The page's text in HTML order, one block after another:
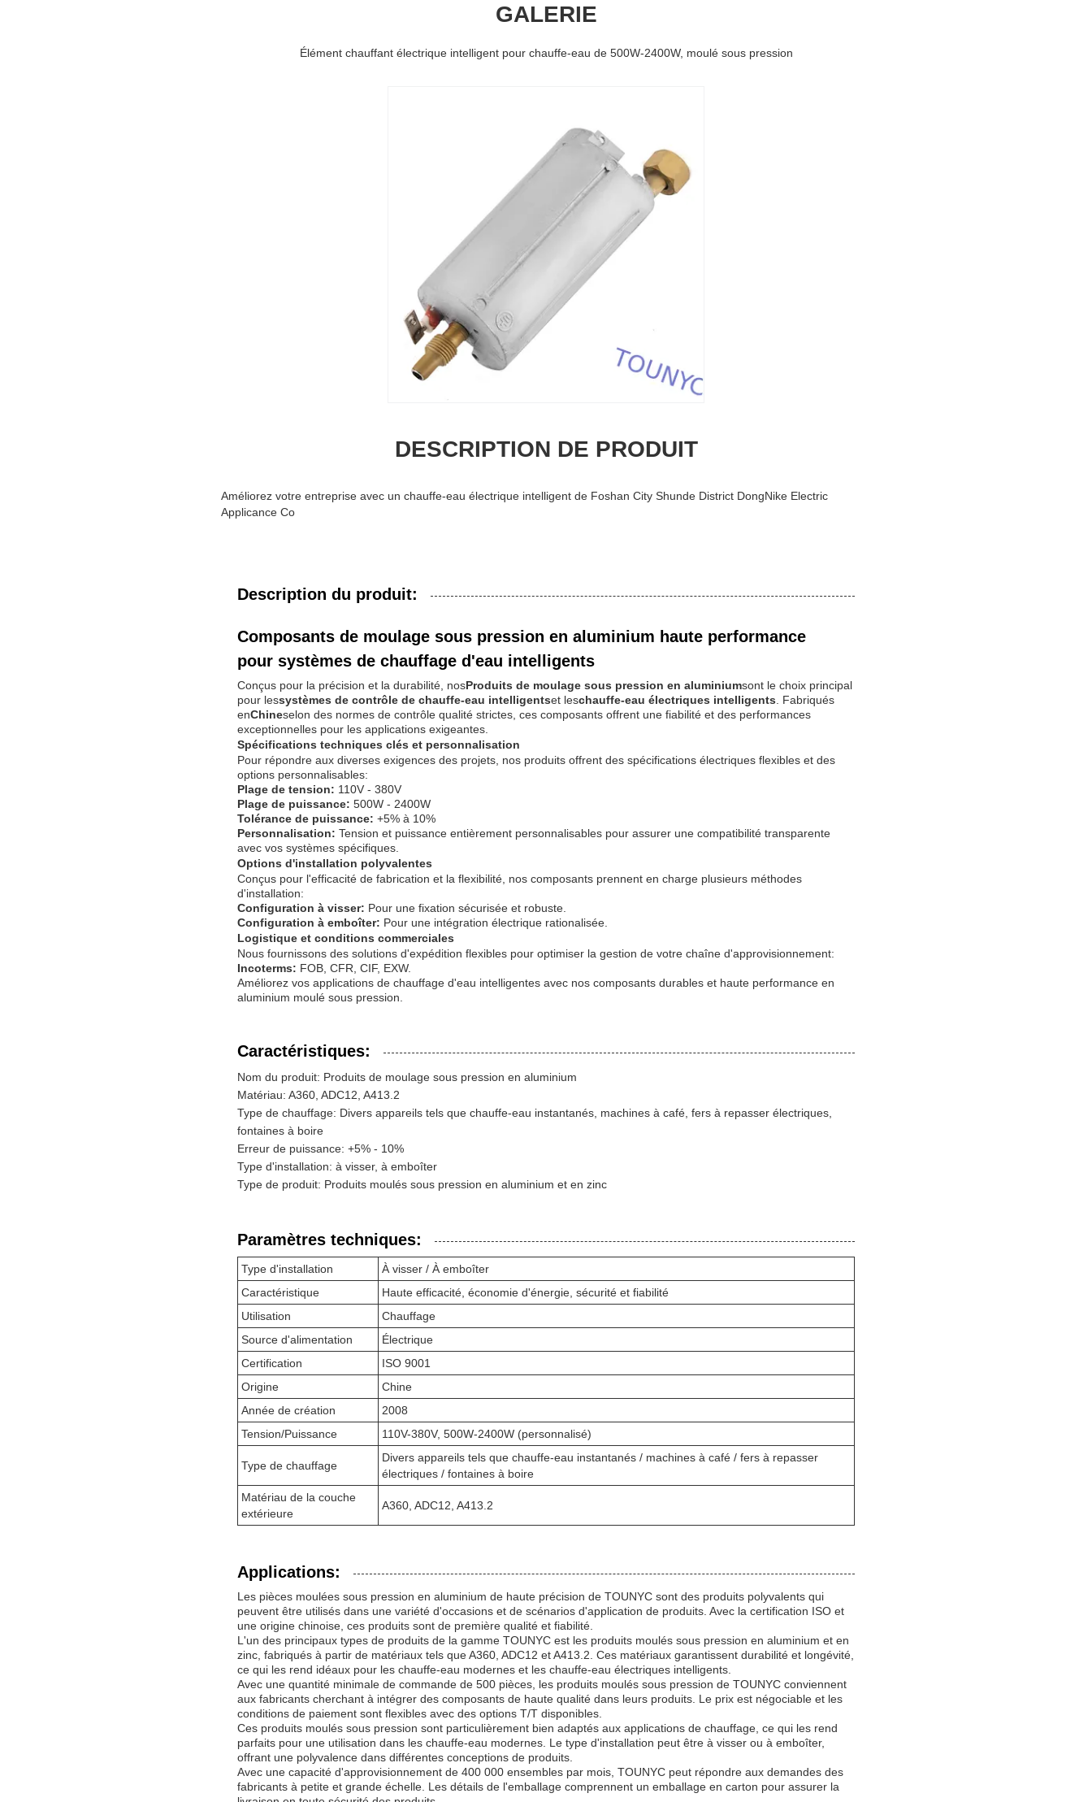
GALERIE
Élément chauffant électrique intelligent pour chauffe-eau de 500W-2400W, moulé sous pression
DESCRIPTION DE PRODUIT
Améliorez votre entreprise avec un chauffe-eau électrique intelligent de Foshan City Shunde District DongNike Electric
Applicance Co
Description du produit:
Composants de moulage sous pression en aluminium haute performance
pour systèmes de chauffage d'eau intelligents
Conçus pour la précision et la durabilité, nosProduits de moulage sous pression en aluminiumsont le choix principal
pour lessystèmes de contrôle de chauffe-eau intelligentset leschauffe-eau électriques intelligents . Fabriqués
enChineselon des normes de contrôle qualité strictes, ces composants offrent une fiabilité et des performances
exceptionnelles pour les applications exigeantes.
Spécifications techniques clés et personnalisation
Pour répondre aux diverses exigences des projets, nos produits offrent des spécifications électriques flexibles et des
options personnalisables:
Plage de tension: 110V - 380V
Plage de puissance: 500W - 2400W
Tolérance de puissance: +5% à 10%
Personnalisation: Tension et puissance entièrement personnalisables pour assurer une compatibilité transparente
avec vos systèmes spécifiques.
Options d'installation polyvalentes
Conçus pour l'efficacité de fabrication et la flexibilité, nos composants prennent en charge plusieurs méthodes
d'installation:
Configuration à visser: Pour une fixation sécurisée et robuste.
Configuration à emboîter: Pour une intégration électrique rationalisée.
Logistique et conditions commerciales
Nous fournissons des solutions d'expédition flexibles pour optimiser la gestion de votre chaîne d'approvisionnement:
Incoterms: FOB, CFR, CIF, EXW.
Améliorez vos applications de chauffage d'eau intelligentes avec nos composants durables et haute performance en
aluminium moulé sous pression.
Caractéristiques:
Nom du produit: Produits de moulage sous pression en aluminium
Matériau: A360, ADC12, A413.2
Type de chauffage: Divers appareils tels que chauffe-eau instantanés, machines à café, fers à repasser électriques,
fontaines à boire
Erreur de puissance: +5% - 10%
Type d'installation: à visser, à emboîter
Type de produit: Produits moulés sous pression en aluminium et en zinc
Paramètres techniques:
Type d'installation
À visser / À emboîter
Caractéristique
Haute efficacité, économie d'énergie, sécurité et fiabilité
Utilisation
Chauffage
Source d'alimentation
Électrique
Certification
ISO 9001
Origine
Chine
Année de création
2008
Tension/Puissance
110V-380V, 500W-2400W (personnalisé)
Type de chauffage
Divers appareils tels que chauffe-eau instantanés / machines à café / fers à repasser
électriques / fontaines à boire
Matériau de la couche
extérieure
A360, ADC12, A413.2
Applications:
Les pièces moulées sous pression en aluminium de haute précision de TOUNYC sont des produits polyvalents qui
peuvent être utilisés dans une variété d'occasions et de scénarios d'application de produits. Avec la certification ISO et
une origine chinoise, ces produits sont de première qualité et fiabilité.
L'un des principaux types de produits de la gamme TOUNYC est les produits moulés sous pression en aluminium et en
zinc, fabriqués à partir de matériaux tels que A360, ADC12 et A413.2. Ces matériaux garantissent durabilité et longévité,
ce qui les rend idéaux pour les chauffe-eau modernes et les chauffe-eau électriques intelligents.
Avec une quantité minimale de commande de 500 pièces, les produits moulés sous pression de TOUNYC conviennent
aux fabricants cherchant à intégrer des composants de haute qualité dans leurs produits. Le prix est négociable et les
conditions de paiement sont flexibles avec des options T/T disponibles.
Ces produits moulés sous pression sont particulièrement bien adaptés aux applications de chauffage, ce qui les rend
parfaits pour une utilisation dans les chauffe-eau modernes. Le type d'installation peut être à visser ou à emboîter,
offrant une polyvalence dans différentes conceptions de produits.
Avec une capacité d'approvisionnement de 400 000 ensembles par mois, TOUNYC peut répondre aux demandes des
fabricants à petite et grande échelle. Les détails de l'emballage comprennent un emballage en carton pour assurer la